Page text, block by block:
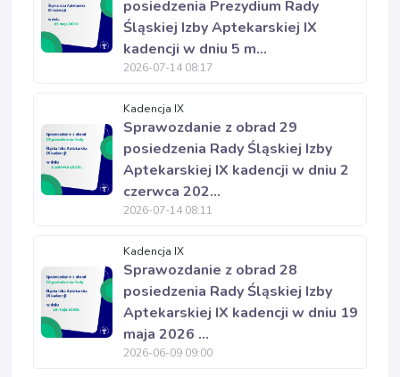
posiedzenia Prezydium Rady
Śląskiej Izby Aptekarskiej IX
kadencji w dniu 5 m...
2026-07-14 08:17
Kadencja IX
Sprawozdanie z obrad 29
posiedzenia Rady Śląskiej Izby
Aptekarskiej IX kadencji w dniu 2
czerwca 202...
2026-07-14 08:11
Kadencja IX
Sprawozdanie z obrad 28
posiedzenia Rady Śląskiej Izby
Aptekarskiej IX kadencji w dniu 19
maja 2026 ...
2026-06-09 09:00